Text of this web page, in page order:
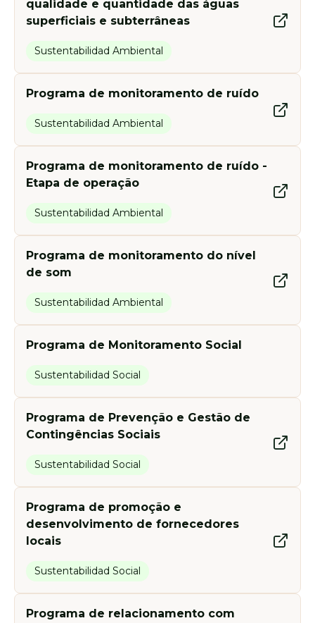
qualidade e quantidade das águas
superficiais e subterrâneas
Sustentabilidad Ambiental
Programa de monitoramento de ruído
Sustentabilidad Ambiental
Programa de monitoramento de ruído -
Etapa de operação
Sustentabilidad Ambiental
Programa de monitoramento do nível
de som
Sustentabilidad Ambiental
Programa de Monitoramento Social
Sustentabilidad Social
Programa de Prevenção e Gestão de
Contingências Sociais
Sustentabilidad Social
Programa de promoção e
desenvolvimento de fornecedores
locais
Sustentabilidad Social
Programa de relacionamento com